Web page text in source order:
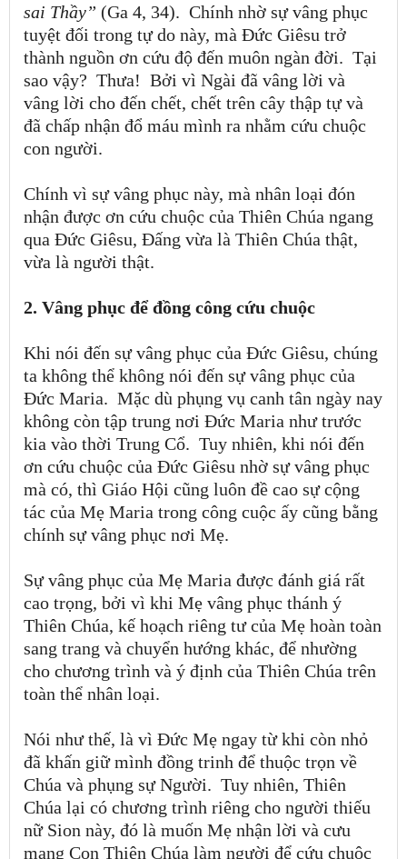
sai Thầy” (Ga 4, 34). Chính nhờ sự vâng phục
tuyệt đối trong tự do này, mà Đức Giêsu trở
thành nguồn ơn cứu độ đến muôn ngàn đời. Tại
sao vậy? Thưa! Bởi vì Ngài đã vâng lời và
vâng lời cho đến chết, chết trên cây thập tự và
đã chấp nhận đổ máu mình ra nhằm cứu chuộc
con người.
Chính vì sự vâng phục này, mà nhân loại đón
nhận được ơn cứu chuộc của Thiên Chúa ngang
qua Đức Giêsu, Đấng vừa là Thiên Chúa thật,
vừa là người thật.
2. Vâng phục để đồng công cứu chuộc
Khi nói đến sự vâng phục của Đức Giêsu, chúng
ta không thể không nói đến sự vâng phục của
Đức Maria. Mặc dù phụng vụ canh tân ngày nay
không còn tập trung nơi Đức Maria như trước
kia vào thời Trung Cổ. Tuy nhiên, khi nói đến
ơn cứu chuộc của Đức Giêsu nhờ sự vâng phục
mà có, thì Giáo Hội cũng luôn đề cao sự cộng
tác của Mẹ Maria trong công cuộc ấy cũng bằng
chính sự vâng phục nơi Mẹ.
Sự vâng phục của Mẹ Maria được đánh giá rất
cao trọng, bởi vì khi Mẹ vâng phục thánh ý
Thiên Chúa, kế hoạch riêng tư của Mẹ hoàn toàn
sang trang và chuyển hướng khác, để nhường
cho chương trình và ý định của Thiên Chúa trên
toàn thể nhân loại.
Nói như thế, là vì Đức Mẹ ngay từ khi còn nhỏ
đã khấn giữ mình đồng trinh để thuộc trọn về
Chúa và phụng sự Người. Tuy nhiên, Thiên
Chúa lại có chương trình riêng cho người thiếu
nữ Sion này, đó là muốn Mẹ nhận lời và cưu
mang Con Thiên Chúa làm người để cứu chuộc